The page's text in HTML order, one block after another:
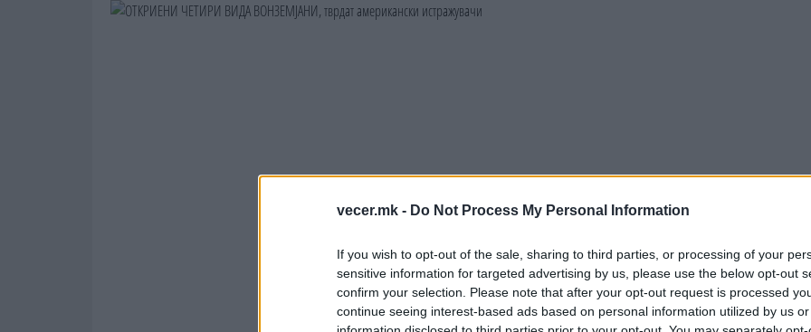
vecer.mk - Do Not Process My Personal Information
If you wish to opt-out of the sale, sharing to third parties, or processing of your
sensitive information for targeted advertising by us, please use the below opt-out
confirm your selection. Please note that after your opt-out request is processed
continue seeing interest-based ads based on personal information utilized by us